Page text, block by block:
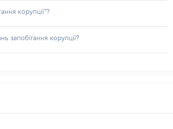
корупції”?
запобігання корупції?